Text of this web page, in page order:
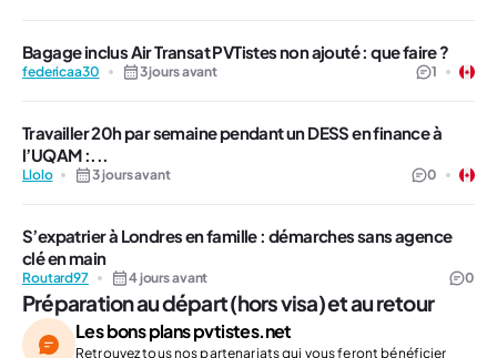
Bagage inclus Air Transat PVTistes non ajouté : que faire ?
federicaa30 3 jours avant 1
Travailler 20h par semaine pendant un DESS en finance à
l’UQAM :...
Llolo 3 jours avant 0
S’expatrier à Londres en famille : démarches sans agence
clé en main
Routard97 4 jours avant 0
Préparation au départ (hors visa) et au retour
Les bons plans pvtistes.net
Retrouvez tous nos partenariats qui vous feront bénéficier